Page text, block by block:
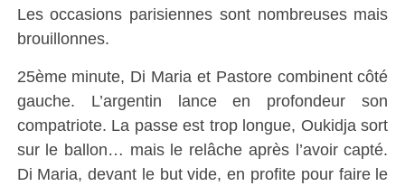
Les occasions parisiennes sont nombreuses mais
brouillonnes.
25ème minute, Di Maria et Pastore combinent côté
gauche. L’argentin lance en profondeur son
compatriote. La passe est trop longue, Oukidja sort
sur le ballon… mais le relâche après l’avoir capté.
Di Maria, devant le but vide, en profite pour faire le